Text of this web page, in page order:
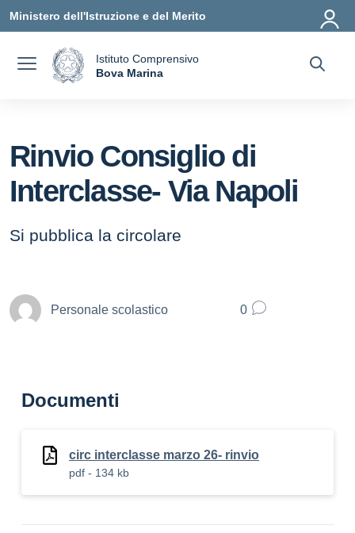
Ministero dell'Istruzione e del Merito
Istituto Comprensivo
Bova Marina
Rinvio Consiglio di
Interclasse- Via Napoli
Si pubblica la circolare
Personale scolastico 0
Documenti
circ interclasse marzo 26- rinvio
pdf - 134 kb